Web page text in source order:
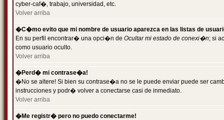
cyber-caf�, trabajo, universidad, etc.
Volver arriba
�C�mo evito que mi nombre de usuario aparezca en las listas de
En su perfil encontrar� una opci�n de Ocultar mi estado de conexi�n; si
como usuario oculto.
Volver arriba
�Perd� mi contrase�a!
�No se altere! Si bien su contrase�a no se le puede enviar puede ser
instrucciones y podr� volver a conectarse casi de inmediato.
Volver arriba
�Me registr� pero no puedo conectarme!